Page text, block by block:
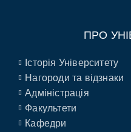
ПРО
Історія Університету
Нагороди та відзнаки
Адміністрація
Факультети
Кафедри